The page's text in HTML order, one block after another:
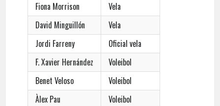
Fiona Morrison
Vela
David Minguillón
Vela
Jordi Farreny
Oficial vela
F. Xavier Hernández
Voleibol
Benet Veloso
Voleibol
Àlex Pau
Voleibol